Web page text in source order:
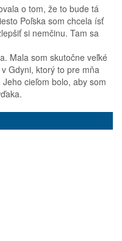
o tom, že to bude tá
Poľska som chcela ísť
si nemčinu. Tam sa
Mala som skutočne veľké
Gdyni, ktorý to pre mňa
cieľom bolo, aby som